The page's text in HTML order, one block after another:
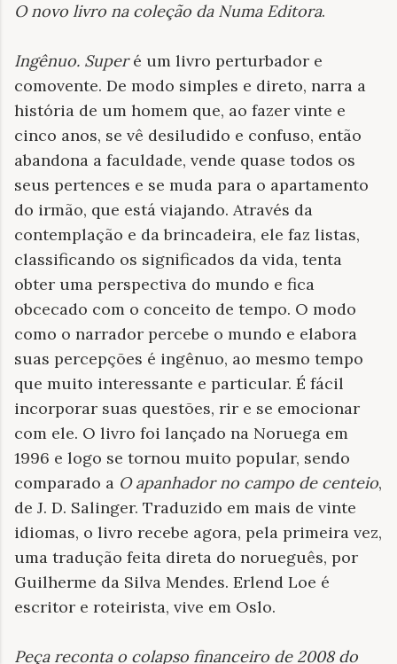
O novo livro na coleção da Numa Editora.
Ingênuo. Superé um livro perturbador e
comovente. De modo simples e direto, narra a
história de um homem que, ao fazer vinte e
cinco anos, se vê desiludido e confuso, então
abandona a faculdade, vende quase todos os
seus pertences e se muda para o apartamento
do irmão, que está viajando. Através da
contemplação e da brincadeira, ele faz listas,
classificando os significados da vida, tenta
obter uma perspectiva do mundo e fica
obcecado com o conceito de tempo. O modo
como o narrador percebe o mundo e elabora
suas percepções é ingênuo, ao mesmo tempo
que muito interessante e particular. É fácil
incorporar suas questões, rir e se emocionar
com ele. O livro foi lançado na Noruega em
1996 e logo se tornou muito popular, sendo
comparado a O apanhador no campo de centeio,
de J. D. Salinger. Traduzido em mais de vinte
idiomas, o livro recebe agora, pela primeira vez,
uma tradução feita direta do norueguês, por
Guilherme da Silva Mendes. Erlend Loe é
escritor e roteirista, vive em Oslo.
Peça reconta o colapso financeiro de 2008 do